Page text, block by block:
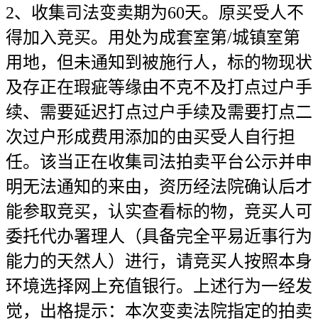
2、收集司法变卖期为60天。原买受人不
得加入竞买。用处为成套室第/城镇室第
用地，但未通知到被施行人，标的物现状
及存正在瑕疵等缘由不克不及打点过户手
续、需要延迟打点过户手续及需要打点二
次过户形成费用添加的由买受人自行担
任。该当正在收集司法拍卖平台公示并申
明无法通知的来由，资历经法院确认后才
能参取竞买，认实查看标的物，竞买人可
委托代办署理人（具备完全平易近事行为
能力的天然人）进行，请竞买人按照本身
环境选择网上充值银行。上述行为一经发
觉，出格提示：本次变卖法院指定的拍卖